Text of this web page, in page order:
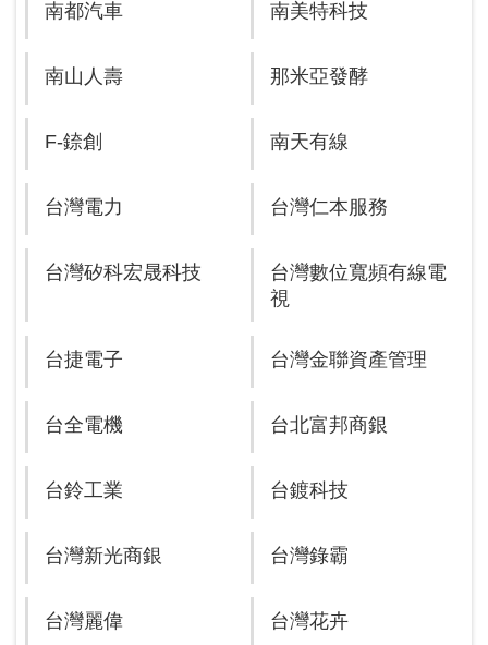
南都汽車 南美特科技
南山人壽 那米亞發酵
F-錼創 南天有線
台灣電力 台灣仁本服務
台灣矽科宏晟科技
台灣數位寬頻有線電
視
台捷電子 台灣金聯資產管理
台全電機 台北富邦商銀
台鈴工業 台鍍科技
台灣新光商銀 台灣錄霸
台灣麗偉 台灣花卉